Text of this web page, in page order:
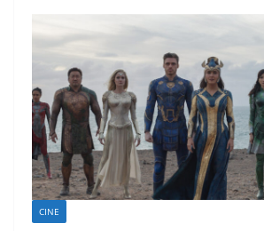
CINE